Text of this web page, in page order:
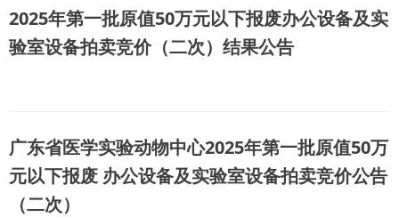
2025年第一批原值50万元以下报废办公设备及实
验室设备拍卖竞价（二次）结果公告
广东省医学实验动物中心2025年第一批原值50万
元以下报废 办公设备及实验室设备拍卖竞价公告
（二次）